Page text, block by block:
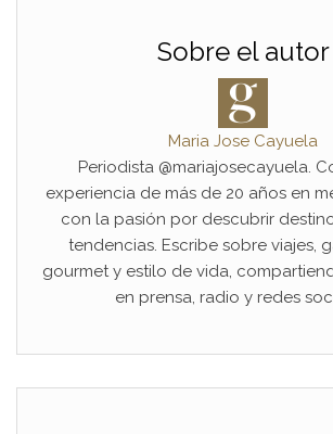
Sobre el autor
Maria Jose Cayuela
Periodista @mariajosecayuela.
experiencia de más de 20 años en
con la pasión por descubrir
tendencias. Escribe sobre viajes,
gourmet y estilo de vida,
en prensa, radio y redes